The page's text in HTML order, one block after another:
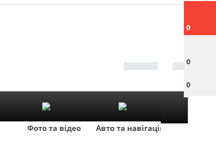
0
0
0
Фото та відео Авто та навігація